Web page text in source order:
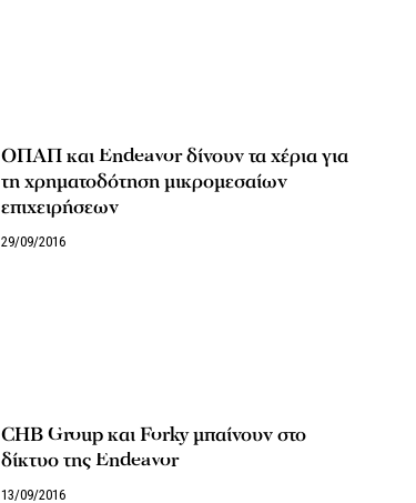
ΟΠΑΠ και Endeavor δίνουν τα χέρια για
τη χρηματοδότηση μικρομεσαίων
επιχειρήσεων
29/09/2016
CHB Group και Forky μπαίνουν στο
δίκτυο της Endeavor
13/09/2016